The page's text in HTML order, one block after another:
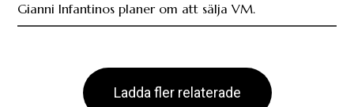
Gianni Infantinos planer om att sälja VM.
Ladda fler relaterade